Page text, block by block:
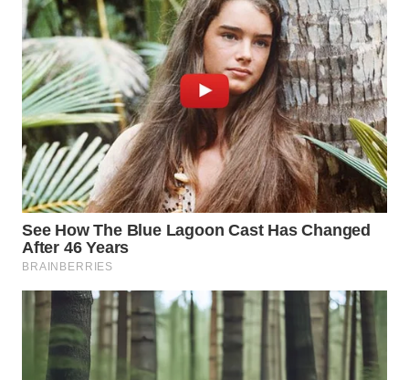
SUMEDANG
WN
CIANJUR
WN
KEPULAUAN
SERIBU
WN
TANGERANG
WN
BINJAI
WN
CIREBON